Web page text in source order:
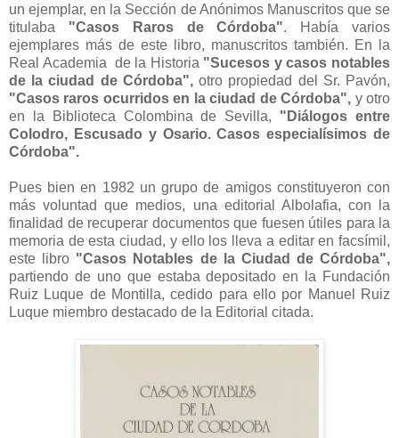
un ejemplar, en la Sección de Anónimos Manuscritos que se
titulaba "Casos Raros de Córdoba". Había varios
ejemplares más de este libro, manuscritos también. En la
Real Academia de la Historia "Sucesos y casos notables
de la ciudad de Córdoba",otro propiedad del Sr. Pavón,
"Casos raros ocurridos en la ciudad de Córdoba", y otro
en la Biblioteca Colombina de Sevilla, "Diálogos entre
Colodro, Escusado y Osario. Casos especialísimos de
Córdoba".
Pues bien en 1982 un grupo de amigos constituyeron con
más voluntad que medios, una editorial Albolafia, con la
finalidad de recuperar documentos que fuesen útiles para la
memoria de esta ciudad, y ello los lleva a editar en facsímil,
este libro "Casos Notables de la Ciudad de Córdoba",
partiendo de uno que estaba depositado en la Fundación
Ruiz Luque de Montilla, cedido para ello por Manuel Ruiz
Luque miembro destacado de la Editorial citada.